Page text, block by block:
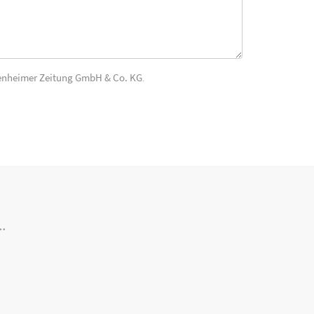
Zeitung GmbH & Co. KG.